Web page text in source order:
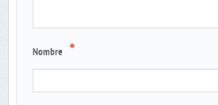
Nombre *